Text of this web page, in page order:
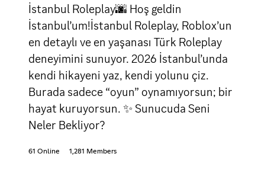
İstanbul Roleplay🌆 Hoş geldin
İstanbul’um!İstanbul Roleplay, Roblox’un
en detaylı ve en yaşanası Türk Roleplay
deneyimini sunuyor. 2026 İstanbul’unda
kendi hikayeni yaz, kendi yolunu çiz.
Burada sadece “oyun” oynamıyorsun; bir
hayat kuruyorsun. ✨ Sunucuda Seni
Neler Bekliyor?
61 Online 1,281 Members